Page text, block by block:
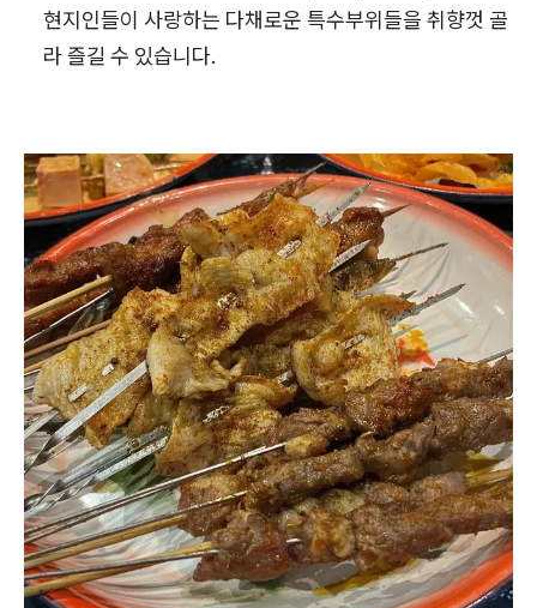
현지인들이 사랑하는 다채로운 특수부위들을 취향껏 골
라 즐길 수 있습니다.